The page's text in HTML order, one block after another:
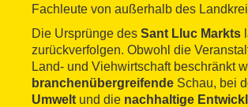
Fachleute von außerhalb des
Die Ursprünge des Sant Lluc Markts
zurückverfolgen. Obwohl die
Land- und Viehwirtschaft beschränkt
branchenübergreifende Schau, bei
Umwelt und die nachhaltige